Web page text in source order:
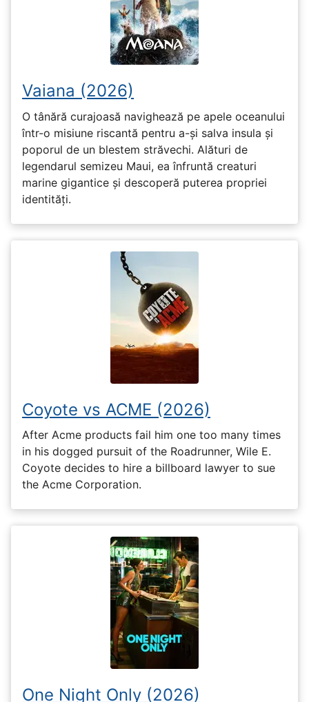
Vaiana (2026)
O tânără curajoasă navighează pe apele oceanului
într-o misiune riscantă pentru a-și salva insula și
poporul de un blestem străvechi. Alături de
legendarul semizeu Maui, ea înfruntă creaturi
marine gigantice și descoperă puterea propriei
identități.
Coyote vs ACME (2026)
After Acme products fail him one too many times
in his dogged pursuit of the Roadrunner, Wile E.
Coyote decides to hire a billboard lawyer to sue
the Acme Corporation.
One Night Only (2026)